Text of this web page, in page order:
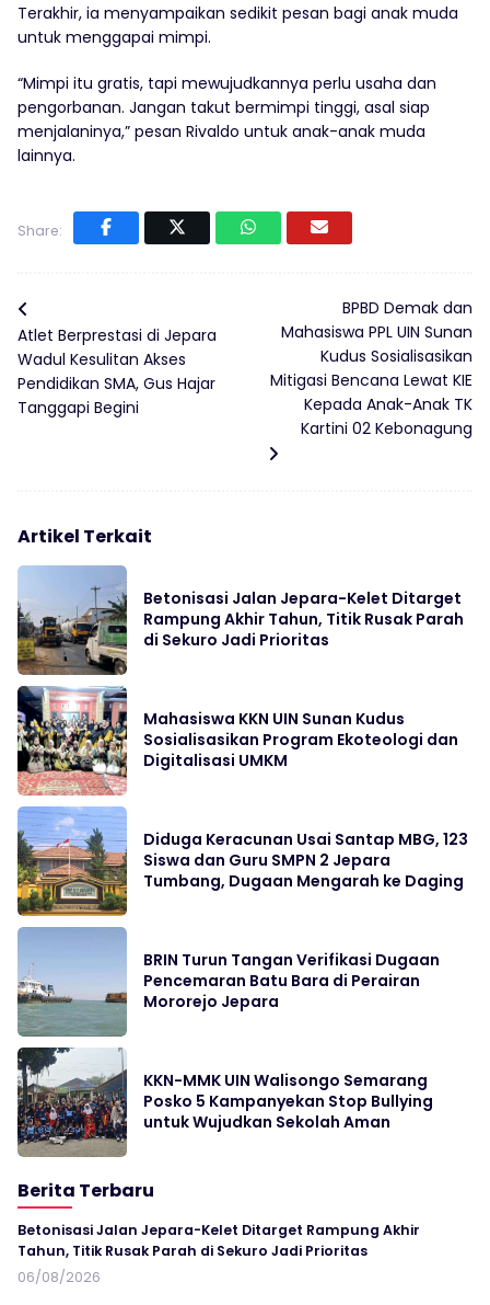
Terakhir, ia menyampaikan sedikit pesan bagi anak muda
untuk menggapai mimpi.
“Mimpi itu gratis, tapi mewujudkannya perlu usaha dan
pengorbanan. Jangan takut bermimpi tinggi, asal siap
menjalaninya,” pesan Rivaldo untuk anak-anak muda
lainnya.
Share:
Atlet Berprestasi di Jepara
Wadul Kesulitan Akses
Pendidikan SMA, Gus Hajar
Tanggapi Begini
BPBD Demak dan
Mahasiswa PPL UIN Sunan
Kudus Sosialisasikan
Mitigasi Bencana Lewat KIE
Kepada Anak-Anak TK
Kartini 02 Kebonagung
Artikel Terkait
Betonisasi Jalan Jepara-Kelet Ditarget
Rampung Akhir Tahun, Titik Rusak Parah
di Sekuro Jadi Prioritas
Mahasiswa KKN UIN Sunan Kudus
Sosialisasikan Program Ekoteologi dan
Digitalisasi UMKM
Diduga Keracunan Usai Santap MBG, 123
Siswa dan Guru SMPN 2 Jepara
Tumbang, Dugaan Mengarah ke Daging
BRIN Turun Tangan Verifikasi Dugaan
Pencemaran Batu Bara di Perairan
Mororejo Jepara
KKN-MMK UIN Walisongo Semarang
Posko 5 Kampanyekan Stop Bullying
untuk Wujudkan Sekolah Aman
Berita Terbaru
Betonisasi Jalan Jepara-Kelet Ditarget Rampung Akhir
Tahun, Titik Rusak Parah di Sekuro Jadi Prioritas
06/08/2026